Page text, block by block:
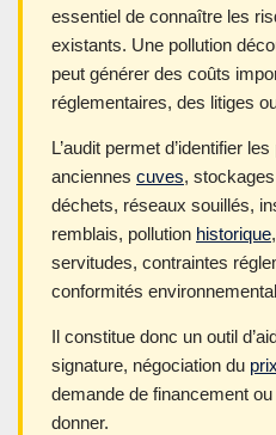
essentiel de connaître les
existants. Une pollution
peut générer des coûts
réglementaires, des litiges
L’audit permet d’identifier
anciennes cuves,
déchets, réseaux souillés,
remblais, pollution historique
servitudes, contraintes
conformités
Il constitue donc un outil
signature, négociation du prix
demande de financement
donner.